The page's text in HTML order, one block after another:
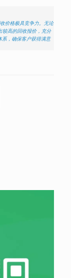
价格极具竞争力。无论
较高的回收报价，充分
，确保客户获得满意